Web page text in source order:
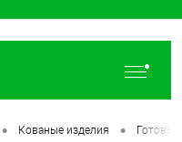
• Кованые изделия •